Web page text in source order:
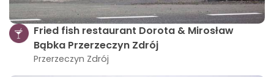
Fried fish restaurant Dorota & Mirosław
Bąbka Przerzeczyn Zdrój
Przerzeczyn Zdrój